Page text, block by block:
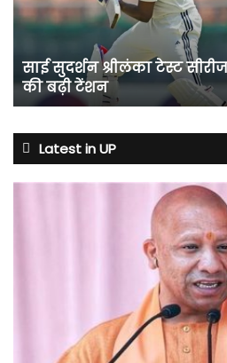
से
मैनेजमेंट
की
बढ़ी
साई सुदर्शन श्रीलंका टेस्ट
की बढ़ी टेंशन
Latest in UP